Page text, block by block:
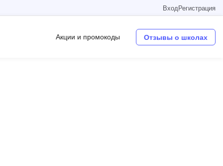
ВходРегистрация
Акции и промокоды Отзывы о школах